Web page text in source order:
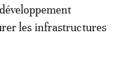
les infrastructures